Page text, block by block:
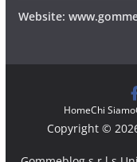
Website:
HomeChi Siamo
Copyright ©